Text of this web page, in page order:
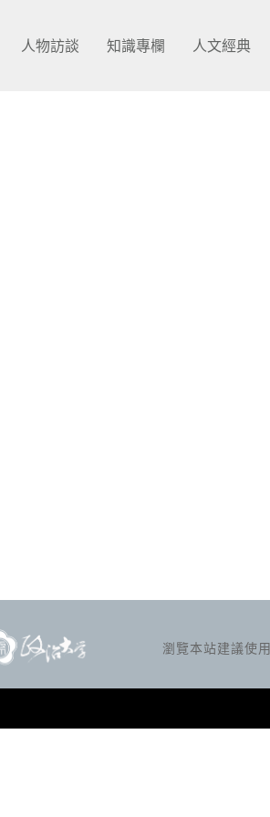
人物訪談 知識專欄 人文經典
瀏覽本站建議使